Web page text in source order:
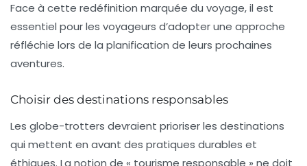
Face à cette redéfinition marquée du voyage, il est
essentiel pour les voyageurs d’adopter une approche
réfléchie lors de la planification de leurs prochaines
aventures.
Choisir des destinations responsables
Les globe-trotters devraient prioriser les destinations
qui mettent en avant des pratiques durables et